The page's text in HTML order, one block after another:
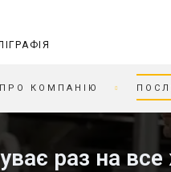
ПРО КОМПАНІЮ
БІРДЕКЕЛІраз на все